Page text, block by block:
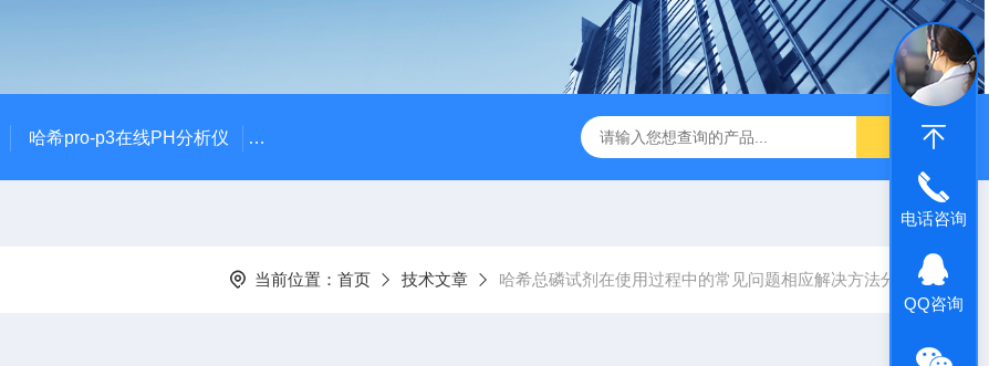
哈希pro-p3在线PH分析仪 哈希在线PH计电极PD1R1 哈希HQ40D便携式多参数水质分析仪 哈希PD1P1在线PH
当前位置： 首页 技术文章 哈希总磷试剂在使用过程中的常见问题相应解决方法分享
电话咨询
QQ咨询